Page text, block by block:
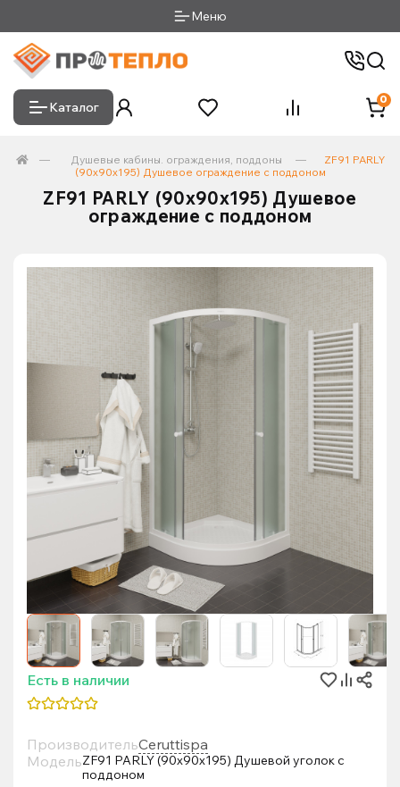
Меню
Каталог
0
Душевые кабины. ограждения, поддоны
ZF91 PARLY
(90х90х195) Душевое ограждение с поддоном
ZF91 PARLY (90х90х195) Душевое
ограждение с поддоном
Есть в наличии
ПроизводительCeruttispa
МодельZF91 PARLY (90х90х195) Душевой уголок с
поддоном